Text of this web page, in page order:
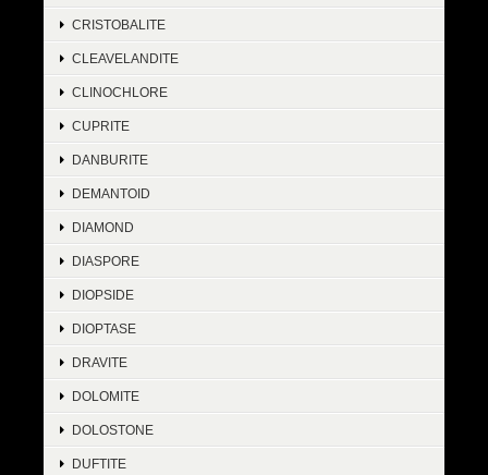
CRISTOBALITE
CLEAVELANDITE
CLINOCHLORE
CUPRITE
DANBURITE
DEMANTOID
DIAMOND
DIASPORE
DIOPSIDE
DIOPTASE
DRAVITE
DOLOMITE
DOLOSTONE
DUFTITE